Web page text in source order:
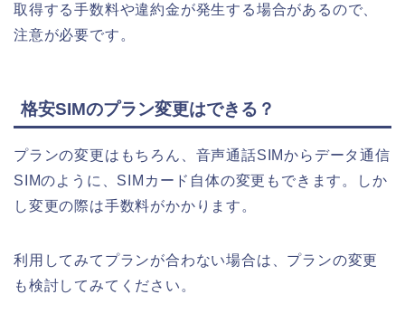
取得する手数料や違約金が発生する場合があるので、
注意が必要です。
格安SIMのプラン変更はできる？
プランの変更はもちろん、音声通話SIMからデータ通信
SIMのように、SIMカード自体の変更もできます。しか
し変更の際は手数料がかかります。
利用してみてプランが合わない場合は、プランの変更
も検討してみてください。